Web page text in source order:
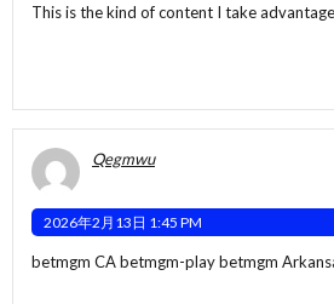
This is the kind of content I take
Qegmwu
2026年2月13日 1:45 PM
betmgm CAbetmgm-playbetmgm